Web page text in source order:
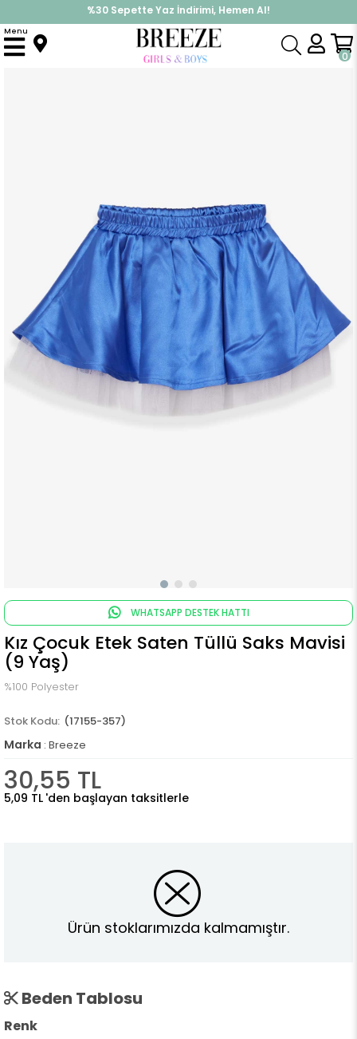
%30 Sepette Yaz İndirimi, Hemen Al!
İndirimlere ek %10 İndirimi Kap, Hemen Üye Ol!
0
Menu
Anasayfa Alt Giyim Etek
WHATSAPP DESTEK HATTI
Kız Çocuk Etek Saten Tüllü Saks Mavisi
(9 Yaş)
%100 Polyester
(17155-357)
Marka : Breeze
30,55 TL
5,09 TL 'den başlayan taksitlerle
Ürün stoklarımızda kalmamıştır.
Beden Tablosu
Renk